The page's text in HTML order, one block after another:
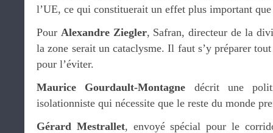
l’UE, ce qui constituerait un effet plus important
Pour Alexandre Ziegler, Safran, directeur de la
la zone serait un cataclysme. Il faut s’y préparer
pour l’éviter.
Maurice Gourdault-Montagne décrit une
isolationniste qui nécessite que le reste du monde
Gérard Mestrallet, envoyé spécial pour le